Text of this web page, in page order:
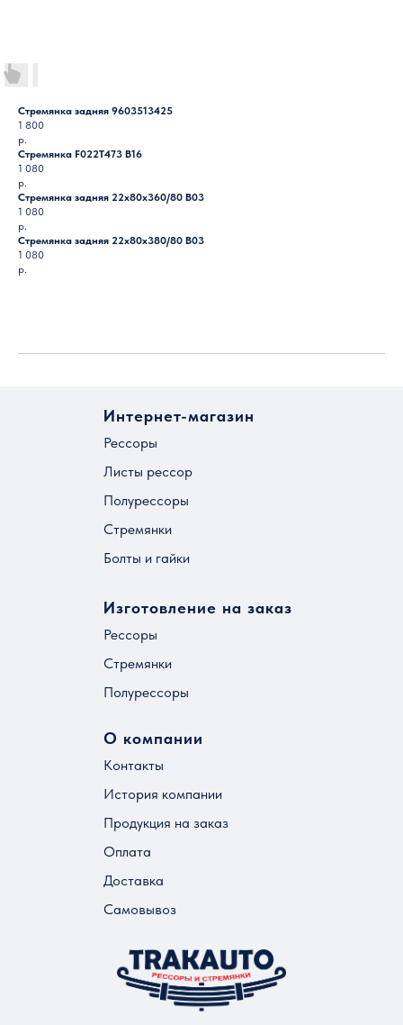
Стремянка задняя 9603513425
1 800
р.
Стремянка F022T473 B16
1 080
р.
Стремянка задняя 22х80х360/80 B03
1 080
р.
Стремянка задняя 22х80х380/80 B03
1 080
р.
Интернет-магазин
Рессоры
Листы рессор
Полурессоры
Стремянки
Болты и гайки
Изготовление на заказ
Рессоры
Стремянки
Полурессоры
О компании
Контакты
История компании
Продукция на заказ
Оплата
Доставка
Самовывоз